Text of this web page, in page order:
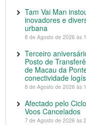
Tam Vai Man
inovadores e
urbana
8 de Agosto de 2026 às
Terceiro
Posto de
de Macau da
conectividade
8 de Agosto de 2026 às
Afectado pelo
Voos Cancelados
7 de Agosto de 2026 às